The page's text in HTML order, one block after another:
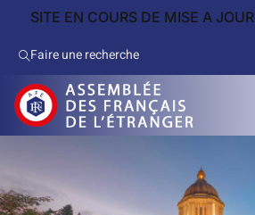
SITE EN COURS DE MISE A JOUR
Faire une recherche